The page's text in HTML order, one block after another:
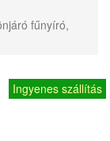
fűnyíró,
Ingyenes szállítás